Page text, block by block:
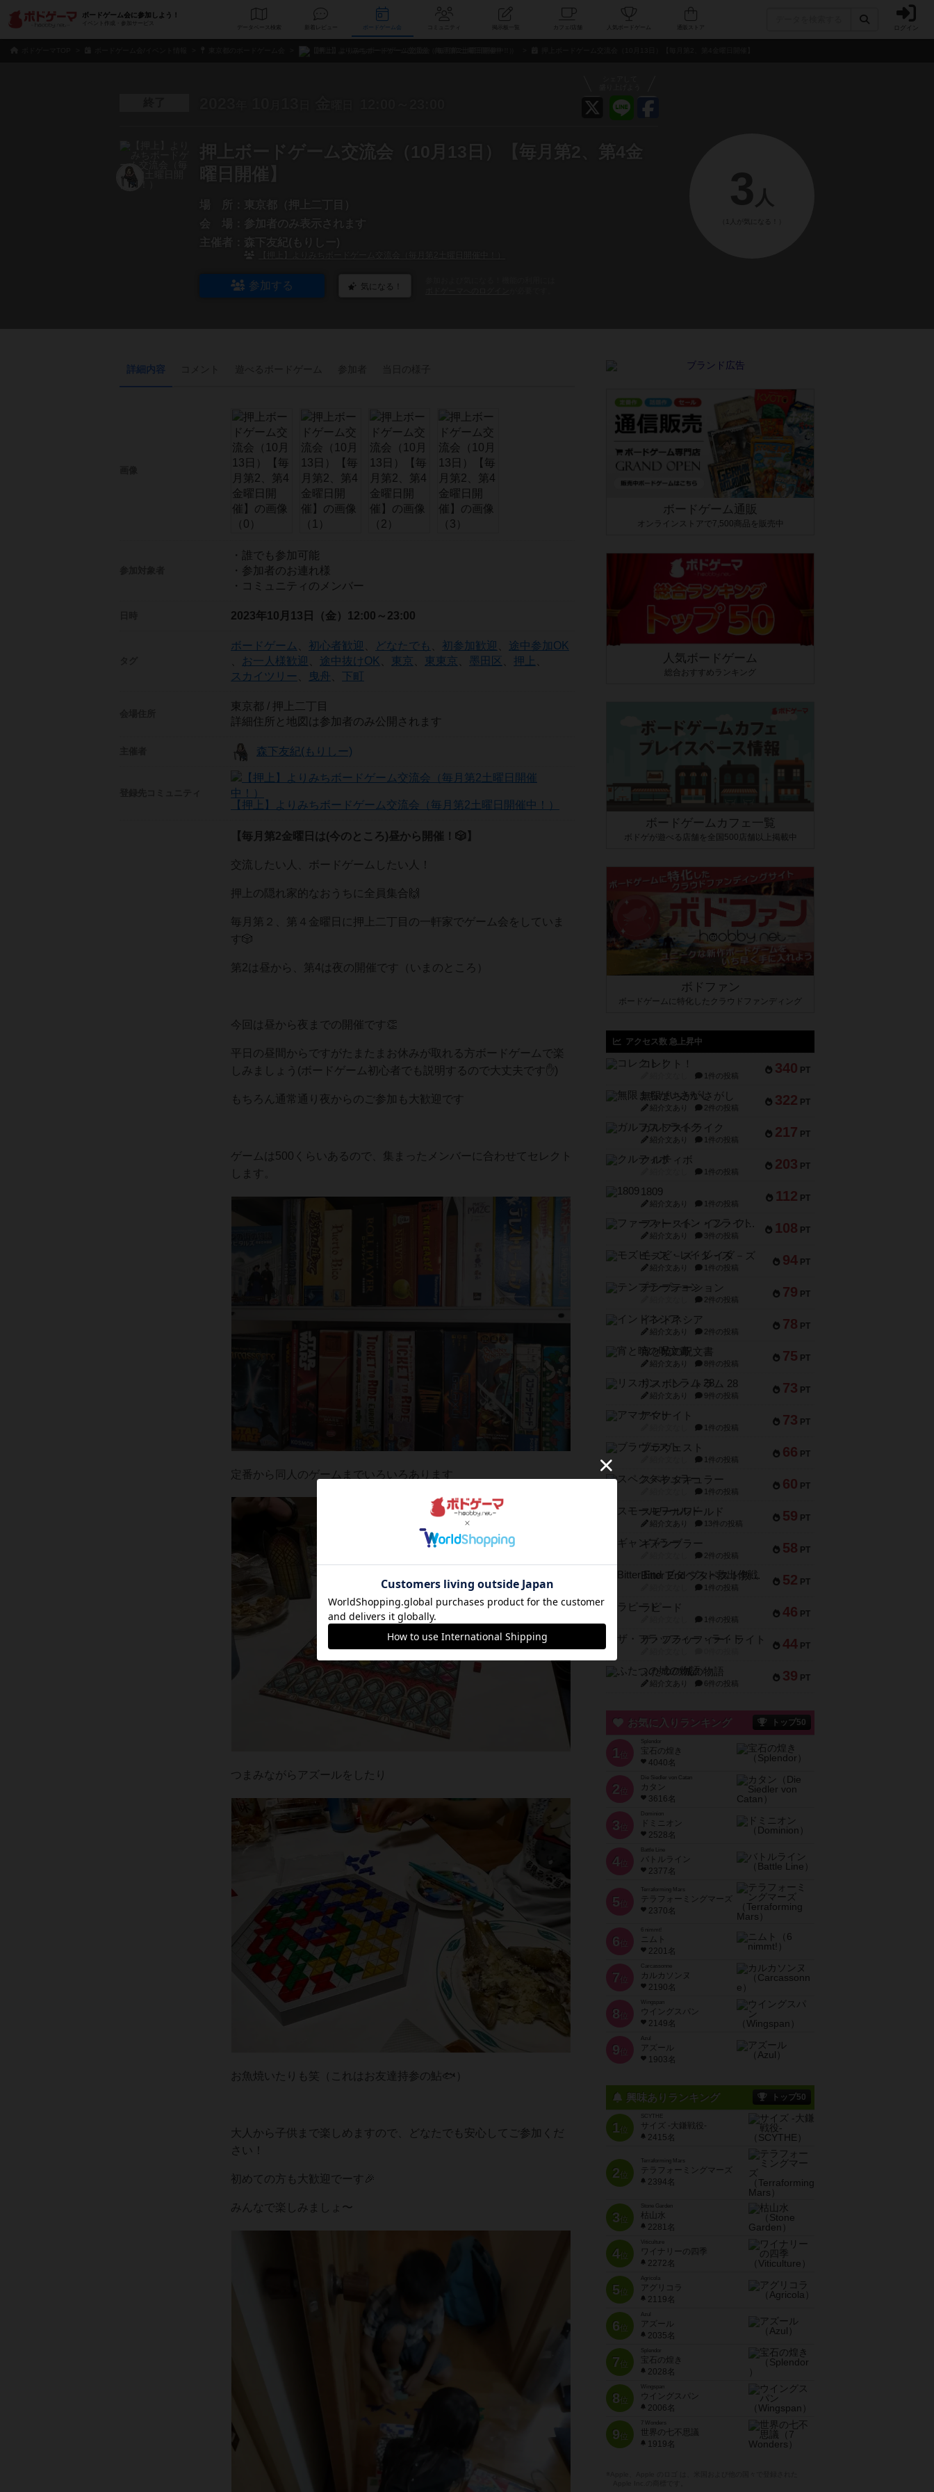
ボードゲーム会に参加しよう！
イベント作成・参加サービス
データベース 新着レビュー コミュニティ 人気ボードゲーム ログイン
押上ボードゲーム交流会（10月13日）【毎月第2、第4金
曜日開催】
場 所：
東京都（押上二丁目）
会 場：
参加者のみ表示されます
主催者：
森下友紀(もりしー)
参加する 気になる！
3 人
（1人が気になる！）
詳細内容
・誰でも参加可能
・参加者のお連れ様
・コミュニティのメンバー
2023年10月13日（金） 12:00～23:00
ボードゲーム 初心者歓迎 どなたでも 初参加歓迎
途中参加OK
お一人様歓迎 途中抜けOK 東京 東東京 墨田区 押上
スカイツリー
曳舟 下町
東京都 / 押上二丁目
詳細住所と地図は参加者のみ公開されます
森下友紀(もりしー)
【押上】よりみちボードゲーム交流会（毎月第2土曜日開催中！）
【毎月第2金曜日は(今のところ)昼から開催！🎲】
交流したい人、ボードゲームしたい人！
押上の隠れ家的なおうちに全員集合🙌
毎月第２、第４金曜日に押上二丁目の一軒家でゲーム会をしていま
す🎲
第2は昼から、第4は夜の開催です（いまのところ）
今回は昼から夜までの開催です👏
平日の昼間からですがたまたまお休みが取れる方ボードゲームで楽
しみましょう(ボードゲーム初心者でも説明するので大丈夫です✋)
もちろん通常通り夜からのご参加も大歓迎です
ゲームは500くらいあるので、集まったメンバーに合わせてセレクト
します。
定番から同人のゲームまでいろいろあります
つまみながらアズールをしたり
お魚焼いたりも笑（これはお友達持参の鮎🐟）
大人から子供まで楽しめますので、どなたでも安心してご参加くだ
さい！
初めての方も大歓迎でーす🎉
みんなで楽しみましょ〜
ボードゲーム通販
オンラインストアで7,500商品を販売中
人気ボードゲーム
総合おすすめランキング
ボードゲームカフェ一覧
ボドゲが遊べる店舗を全国500店舗以上掲載中
ボドファン
ボードゲームに特化したクラウドファンディング
アクセス数 急上昇中
340 PT
コレクト！
1件の投稿
322 PT
無限まちがいさがし
紹介文あり 2件の投稿
217 PT
ガルフストライク
紹介文あり 1件の投稿
203 PT
クルティボ
1件の投稿
112 PT
1809
紹介文あり 1件の投稿
108 PT
ファースト・イン・フライト
紹介文あり 3件の投稿
94 PT
モズビ－ズ・レイダ－ズ
紹介文あり 1件の投稿
79 PT
テンプテーション
2件の投稿
78 PT
インドネシア
紹介文あり 2件の投稿
75 PT
宵と暁の呪文書
紹介文あり 8件の投稿
73 PT
リスボン・トラム 28
紹介文あり 9件の投稿
73 PT
アマナイト
1件の投稿
66 PT
ブラヴェスト
1件の投稿
60 PT
スペクタキュラー
1件の投稿
59 PT
スモールワールド
紹介文あり 13件の投稿
58 PT
ギャンブラー
2件の投稿
52 PT
Bitter End ブタペスト救出作戦
1件の投稿
46 PT
ラピード
1件の投稿
44 PT
ザ・フラッフィー・ライト
39 PT
ふたつの城の物語
紹介文あり 6件の投稿
お気に入りランキング トップ50
1 位
宝石の煌き
4040名
2 位
Die Siedler von Catan
カタン
3616名
3 位
ドミニオン
2528名
4位
Battle Line
バトルライン
2377名
5 位
Terraforming Mars
テラフォーミングマーズ
2370名
6 位
ニムト
2201名
7 位
Carcassonne
カルカソンヌ
2190名
8 位
Wingspan
ウイングスパン
2149名
9 位
Azul
アズール
1903名
興味ありランキング トップ50
1位
SCYTHE
サイズ -大鎌戦役-
2415名
2位
Terraforming Mars
テラフォーミングマーズ
2394名
3位
Stone Garden
枯山水
2281名
4位
Viticulture
ワイナリーの四季
2272名
5位
Agricola
アグリコラ
2119名
6位
Azul
アズール
2035名
7位
宝石の煌き
2028名
8位
Wingspan
ウイングスパン
2006名
9位
7 Wonders
世界の七不思議
1919名